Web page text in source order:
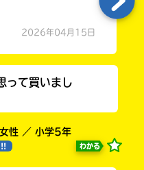
2026年04月15日
って買いまし
性 ／ 小学5年
!! わかる